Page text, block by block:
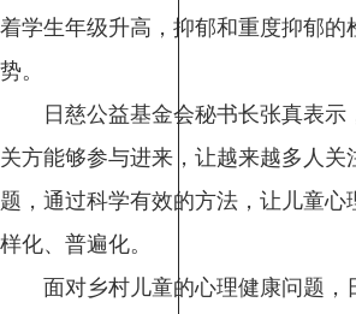
着学生年级升高，抑郁和重度抑郁的
势。
日慈公益基金会秘书长张真表示
关方能够参与进来，让越来越多人关
题，通过科学有效的方法，让儿童心
样化、普遍化。
面对乡村儿童的心理健康问题，